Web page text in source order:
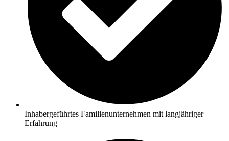
Inhabergeführtes Familienunternehmen mit langjähriger
Erfahrung